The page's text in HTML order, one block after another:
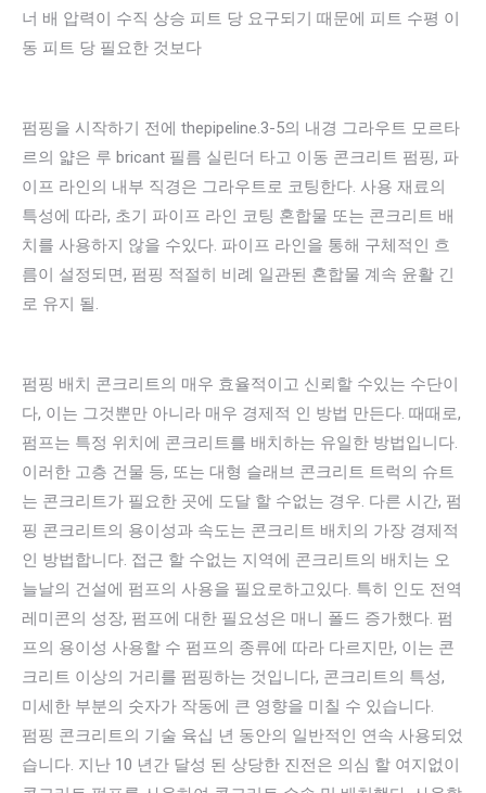
너 배 압력이 수직 상승 피트 당 요구되기 때문에 피트 수평 이
동 피트 당 필요한 것보다
펌핑을 시작하기 전에 thepipeline.3-5의 내경 그라우트 모르타
르의 얇은 루 bricant 필름 실린더 타고 이동 콘크리트 펌핑, 파
이프 라인의 내부 직경은 그라우트로 코팅한다. 사용 재료의
특성에 따라, 초기 파이프 라인 코팅 혼합물 또는 콘크리트 배
치를 사용하지 않을 수있다. 파이프 라인을 통해 구체적인 흐
름이 설정되면, 펌핑 적절히 비례 일관된 혼합물 계속 윤활 긴
로 유지 될.
펌핑 배치 콘크리트의 매우 효율적이고 신뢰할 수있는 수단이
다, 이는 그것뿐만 아니라 매우 경제적 인 방법 만든다. 때때로,
펌프는 특정 위치에 콘크리트를 배치하는 유일한 방법입니다.
이러한 고층 건물 등, 또는 대형 슬래브 콘크리트 트럭의 슈트
는 콘크리트가 필요한 곳에 도달 할 수없는 경우. 다른 시간, 펌
핑 콘크리트의 용이성과 속도는 콘크리트 배치의 가장 경제적
인 방법합니다. 접근 할 수없는 지역에 콘크리트의 배치는 오
늘날의 건설에 펌프의 사용을 필요로하고있다. 특히 인도 전역
레미콘의 성장, 펌프에 대한 필요성은 매니 폴드 증가했다. 펌
프의 용이성 사용할 수 펌프의 종류에 따라 다르지만, 이는 콘
크리트 이상의 거리를 펌핑하는 것입니다, 콘크리트의 특성,
미세한 부분의 숫자가 작동에 큰 영향을 미칠 수 있습니다.
펌핑 콘크리트의 기술 육십 년 동안의 일반적인 연속 사용되었
습니다. 지난 10 년간 달성 된 상당한 진전은 의심 할 여지없이